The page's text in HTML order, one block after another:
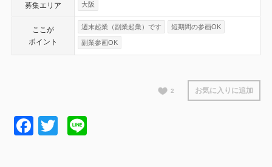
募集エリア 大阪
ここが
ポイント
週末起業（副業起業）です 短期間の参画OK
副業参画OK
2 お気に入りに追加
Facebook
Twitter